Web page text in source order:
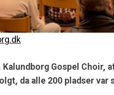
Gospel Choir,
da alle 200 pladser var